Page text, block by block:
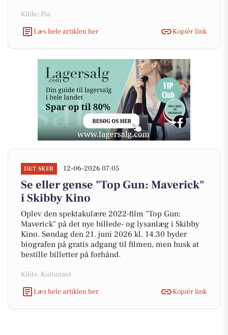
Kilde: Pia
Læs hele artiklen her
Kopiér link
DET SKER 12-06-2026 07:05
Se eller gense "Top Gun: Maverick"
i Skibby Kino
Oplev den spektakulære 2022-film "Top Gun:
Maverick" på det nye billede- og lysanlæg i Skibby
Kino. Søndag den 21. juni 2026 kl. 14.30 byder
biografen på gratis adgang til filmen, men husk at
bestille billetter på forhånd.
Kilde: Kultunaut
Læs hele artiklen her
Kopiér link